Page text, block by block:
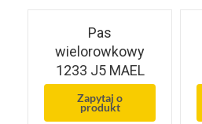
Pas
wielorowkowy
1233 J5 MAEL
Zapytaj o
produkt